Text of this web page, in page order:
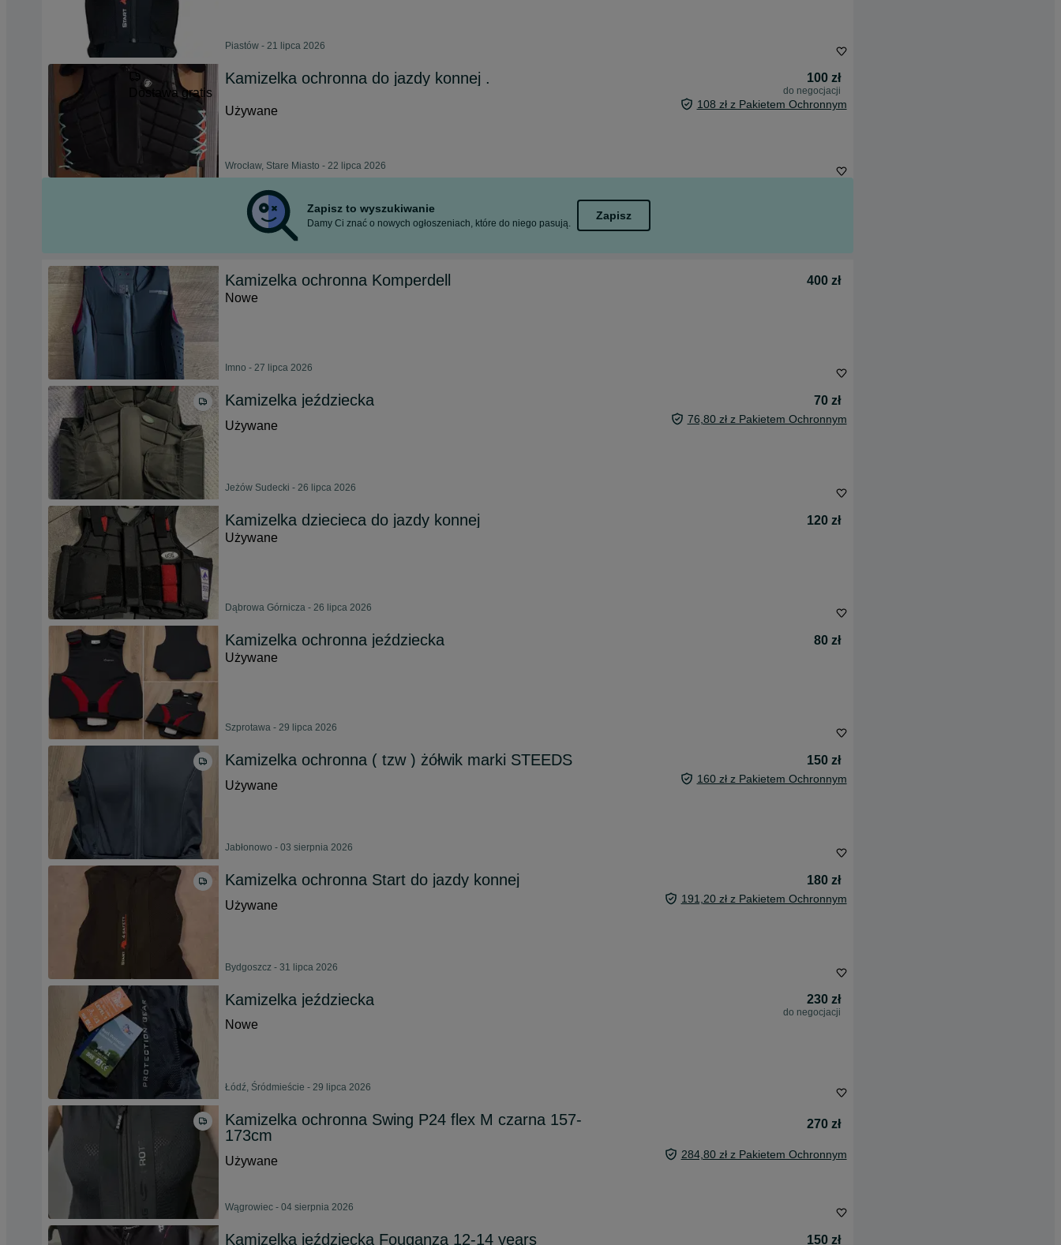
Piastów - 21 lipca 2026
Dostawa gratis
Kamizelka ochronna do jazdy konnej . 100 zł
do negocjacji
Używane 108 zł z Pakietem Ochronnym
Wrocław, Stare Miasto - 22 lipca 2026
Zapisz to wyszukiwanie
Damy Ci znać o nowych ogłoszeniach, które do niego pasują.
Zapisz
Kamizelka ochronna Komperdell
400 zł
Nowe
Imno - 27 lipca 2026
Kamizelka jeździecka
70 zł
Używane
76,80 zł z Pakietem Ochronnym
Jeżów Sudecki - 26 lipca 2026
Kamizelka dziecieca do jazdy konnej
120 zł
Używane
Dąbrowa Górnicza - 26 lipca 2026
Kamizelka ochronna jeździecka
80 zł
Używane
Szprotawa - 29 lipca 2026
Kamizelka ochronna ( tzw ) żółwik marki STEEDS
150 zł
Używane
160 zł z Pakietem Ochronnym
Jabłonowo - 03 sierpnia 2026
Kamizelka ochronna Start do jazdy konnej
180 zł
Używane
191,20 zł z Pakietem Ochronnym
Bydgoszcz - 31 lipca 2026
Kamizelka jeździecka 230 zł
do negocjacji
Nowe
Łódź, Śródmieście - 29 lipca 2026
Kamizelka ochronna Swing P24 flex M czarna 157-
173cm
270 zł
Używane 284,80 zł z Pakietem Ochronnym
Wągrowiec - 04 sierpnia 2026
Kamizelka jeździecka Fouganza 12-14 years 150 zł